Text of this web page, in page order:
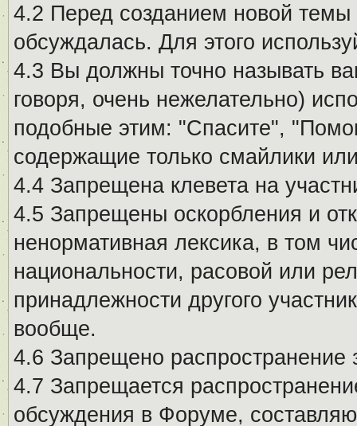
4.2 Перед созданием новой
обсуждалась. Для этого
4.3 Вы должны точно называть
говоря, очень нежелательно)
подобные этим: "Спасите",
содержащие только смайлики
4.4 Запрещена клевета на
4.5 Запрещены оскорбления и
ненормативная лексика, в том
национальности, расовой или
принадлежности другого
вообще.
4.6 Запрещено
4.7 Запрещается
обсуждения в Форуме,